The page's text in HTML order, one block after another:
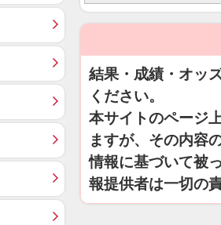
結果・成績・オッ
ください。
本サイトのページ
ますが、その内容
情報に基づいて被
報提供者は一切の